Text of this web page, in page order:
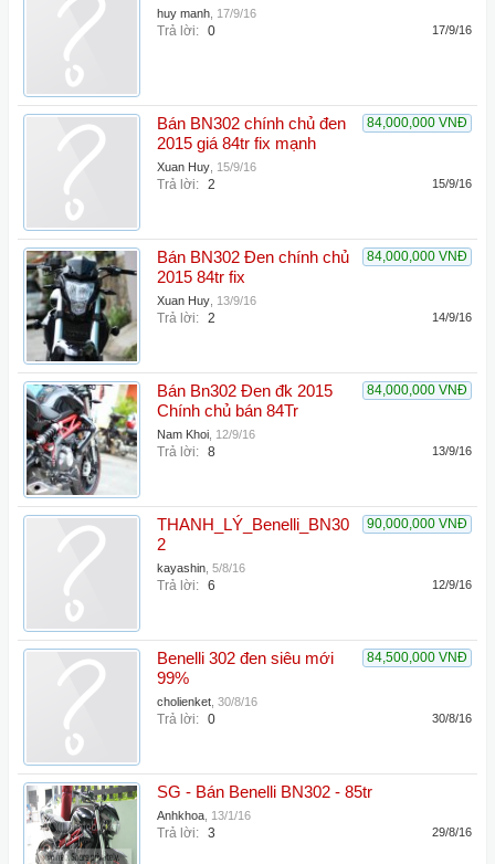
huy manh 17/9/16
Trả lời: 0 17/9/16
84,000,000 VNĐ
Bán BN302 chính chủ đen
2015 giá 84tr fix mạnh
Xuan Huy 15/9/16
Trả lời: 2 15/9/16
84,000,000 VNĐ
Bán BN302 Đen chính chủ
2015 84tr fix
Xuan Huy 13/9/16
Trả lời: 2 14/9/16
84,000,000 VNĐ
Bán Bn302 Đen đk 2015
Chính chủ bán 84Tr
Nam Khoi 12/9/16
Trả lời: 8 13/9/16
90,000,000 VNĐ
THANH_LÝ_Benelli_BN30
2
kayashin 5/8/16
Trả lời: 6 12/9/16
84,500,000 VNĐ
Benelli 302 đen siêu mới
99%
cholienket 30/8/16
Trả lời: 0 30/8/16
SG - Bán Benelli BN302 - 85tr
Anhkhoa 13/1/16
Trả lời: 3 29/8/16